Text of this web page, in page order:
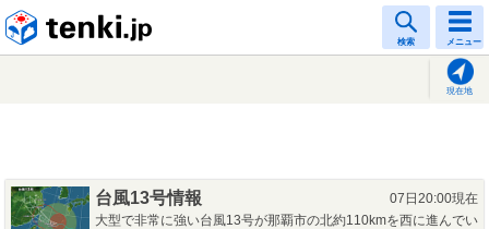
検索 メニュー
現在地
台風13号情報
07日20:00現在
大型で非常に強い台風13号が那覇市の北約110kmを西に進んでい